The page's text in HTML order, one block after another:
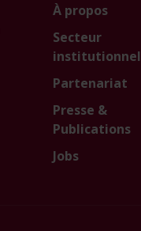
À propos
Secteur
institutionnel
Partenariat
Presse &
Publications
Jobs